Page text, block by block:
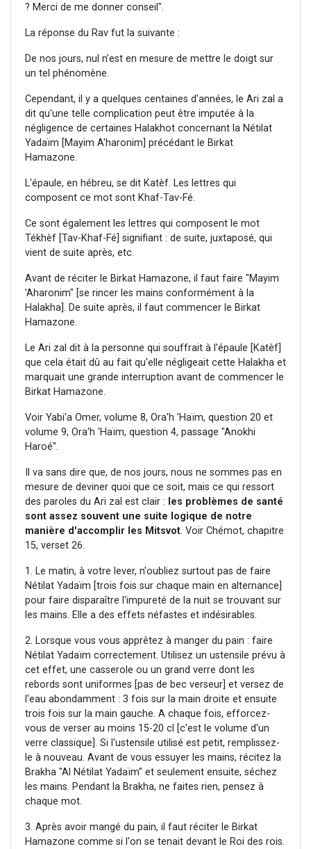
? Merci de me donner conseil".
La réponse du Rav fut la suivante :
De nos jours, nul n’est en mesure de mettre le doigt sur
un tel phénomène.
Cependant, il y a quelques centaines d'années, le Ari zal a
dit qu'une telle complication peut être imputée à la
négligence de certaines Halakhot concernant la Nétilat
Yadaïm [Mayim A'haronim] précédant le Birkat
Hamazone.
L'épaule, en hébreu, se dit Katèf. Les lettres qui
composent ce mot sont Khaf-Tav-Fé.
Ce sont également les lettres qui composent le mot
Tékhèf [Tav-Khaf-Fé] signifiant : de suite, juxtaposé, qui
vient de suite après, etc.
Avant de réciter le Birkat Hamazone, il faut faire "Mayim
'Aharonim" [se rincer les mains conformément à la
Halakha]. De suite après, il faut commencer le Birkat
Hamazone.
Le Ari zal dit à la personne qui souffrait à l'épaule [Katèf]
que cela était dû au fait qu'elle négligeait cette Halakha et
marquait une grande interruption avant de commencer le
Birkat Hamazone.
Voir Yabi'a Omer, volume 8, Ora'h 'Haïm, question 20 et
volume 9, Ora'h 'Haïm, question 4, passage "Anokhi
Haroé".
Il va sans dire que, de nos jours, nous ne sommes pas en
mesure de deviner quoi que ce soit, mais ce qui ressort
des paroles du Ari zal est clair : les problèmes de santé
sont assez souvent une suite logique de notre
manière d'accomplir les Mitsvot. Voir Chémot, chapitre
15, verset 26.
1. Le matin, à votre lever, n'oubliez surtout pas de faire
Nétilat Yadaïm [trois fois sur chaque main en alternance]
pour faire disparaître l'impureté de la nuit se trouvant sur
les mains. Elle a des effets néfastes et indésirables.
2. Lorsque vous vous apprêtez à manger du pain : faire
Nétilat Yadaïm correctement. Utilisez un ustensile prévu à
cet effet, une casserole ou un grand verre dont les
rebords sont uniformes [pas de bec verseur] et versez de
l'eau abondamment : 3 fois sur la main droite et ensuite
trois fois sur la main gauche. A chaque fois, efforcez-
vous de verser au moins 15-20 cl [c'est le volume d'un
verre classique]. Si l'ustensile utilisé est petit, remplissez-
le à nouveau. Avant de vous essuyer les mains, récitez la
Brakha "Al Nétilat Yadaïm" et seulement ensuite, séchez
les mains. Pendant la Brakha, ne faites rien, pensez à
chaque mot.
3. Après avoir mangé du pain, il faut réciter le Birkat
Hamazone comme si l'on se tenait devant le Roi des rois.